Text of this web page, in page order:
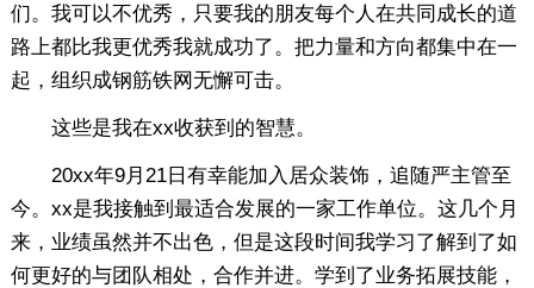
们。我可以不优秀，只要我的朋友每个人在共同成长的道
路上都比我更优秀我就成功了。把力量和方向都集中在一
起，组织成钢筋铁网无懈可击。
这些是我在xx收获到的智慧。
20xx年9月21日有幸能加入居众装饰，追随严主管至
今。xx是我接触到最适合发展的一家工作单位。这几个月
来，业绩虽然并不出色，但是这段时间我学习了解到了如
何更好的与团队相处，合作并进。学到了业务拓展技能，